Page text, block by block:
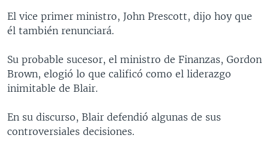
LAS CLAVES
BUENOS DÍAS AMÉRICA
EL MUNDO AL DÍA [RADIO]
FORO [RADIO]
DEPORTIVO INTERNACIONAL
NOTA ECONÓMICA
SÍGANOS
Idiomas
El vice primer ministro, John Prescott, dijo hoy que
él también renunciará.
Su probable sucesor, el ministro de Finanzas, Gordon
Brown, elogió lo que calificó como el liderazgo
inimitable de Blair.
En su discurso, Blair defendió algunas de sus
controversiales decisiones.